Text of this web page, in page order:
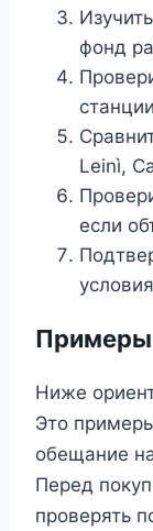
фонд
Leinì,
если
Примеры
Ниже
Это
обещание
Перед
проверять